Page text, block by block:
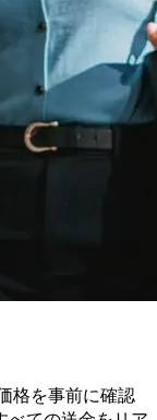
格を事前に確認